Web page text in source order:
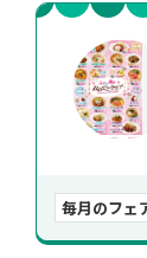
毎月のフェ